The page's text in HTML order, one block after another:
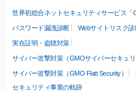
世界初総合ネットセキュリティサービス「
パスワード漏洩診断 Webサイトリスク診
実在証明・盗聴対策
サイバー攻撃対策（GMOサイバーセキュリ
サイバー攻撃対策（GMO Flatt Security）
セキュリティ事業の軌跡